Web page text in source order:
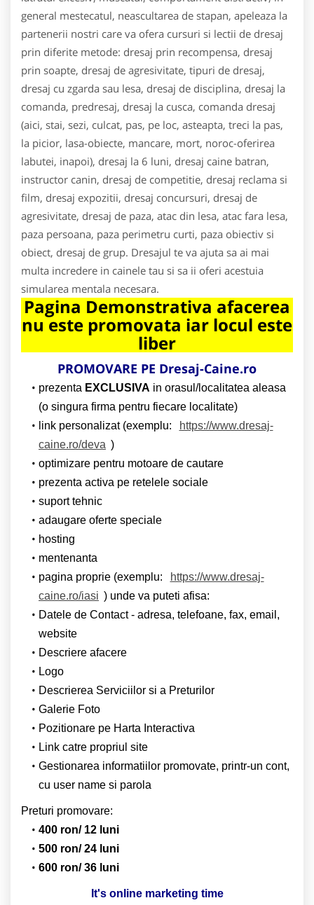
general mestecatul, neascultarea de stapan, apeleaza la
partenerii nostri care va ofera cursuri si lectii de dresaj
prin diferite metode: dresaj prin recompensa, dresaj
prin soapte, dresaj de agresivitate, tipuri de dresaj,
dresaj cu zgarda sau lesa, dresaj de disciplina, dresaj la
comanda, predresaj, dresaj la cusca, comanda dresaj
(aici, stai, sezi, culcat, pas, pe loc, asteapta, treci la pas,
la picior, lasa-obiecte, mancare, mort, noroc-oferirea
labutei, inapoi), dresaj la 6 luni, dresaj caine batran,
instructor canin, dresaj de competitie, dresaj reclama si
film, dresaj expozitii, dresaj concursuri, dresaj de
agresivitate, dresaj de paza, atac din lesa, atac fara lesa,
paza persoana, paza perimetru curti, paza obiectiv si
obiect, dresaj de grup. Dresajul te va ajuta sa ai mai
multa incredere in cainele tau si sa ii oferi acestuia
simularea mentala necesara.
Pagina Demonstrativa afacerea
nu este promovata iar locul este
liber
PROMOVARE PE Dresaj-Caine.ro
prezenta EXCLUSIVA in orasul/localitatea aleasa
(o singura firma pentru fiecare localitate)
link personalizat (exemplu:
https://www.dresaj-
caine.ro/deva )
optimizare pentru motoare de cautare
prezenta activa pe retelele sociale
suport tehnic
adaugare oferte speciale
hosting
mentenanta
pagina proprie (exemplu:
https://www.dresaj-
caine.ro/iasi ) unde va puteti afisa:
Datele de Contact - adresa, telefoane, fax, email,
website
Descriere afacere
Logo
Descrierea Serviciilor si a Preturilor
Galerie Foto
Pozitionare pe Harta Interactiva
Link catre propriul site
Gestionarea informatiilor promovate, printr-un cont,
cu user name si parola
Preturi promovare:
400 ron/ 12 luni
500 ron/ 24 luni
600 ron/ 36 luni
It's online marketing time